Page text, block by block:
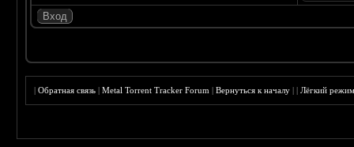
|Обратная связь |Metal Torrent Tracker Forum |Вернуться к началу ||Лёгкий